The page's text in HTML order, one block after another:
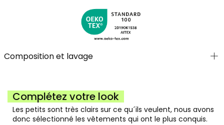
Composition et lavage
Complétez votre look
Les petits sont très clairs sur ce qu´ils veulent, nous avons
donc sélectionné les vêtements qui ont le plus conquis.